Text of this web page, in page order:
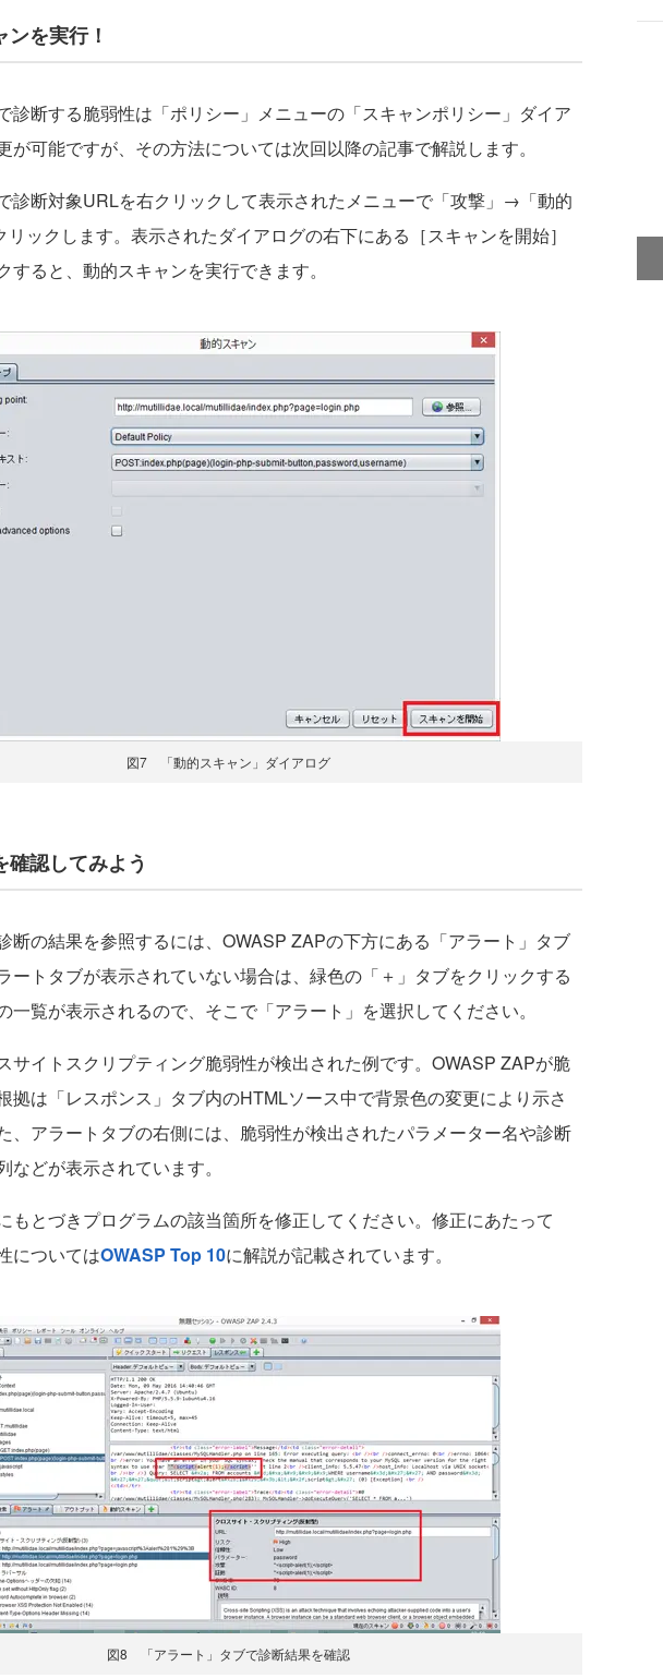
を実行！
診断する脆弱性は「ポリシー」メニューの「スキャンポリシー」ダイア
が可能ですが、その方法については次回以降の記事で解説します。
診断対象URLを右クリックして表示されたメニューで「攻撃」→「動的
リックします。表示されたダイアログの右下にある［スキャンを開始］
すると、動的スキャンを実行できます。
図7 「動的スキャン」ダイアログ
認してみよう
断の結果を参照するには、OWASP ZAPの下方にある「アラート」タブ
ートタブが表示されていない場合は、緑色の「＋」タブをクリックする
一覧が表示されるので、そこで「アラート」を選択してください。
サイトスクリプティング脆弱性が検出された例です。OWASP ZAPが脆
拠は「レスポンス」タブ内のHTMLソース中で背景色の変更により示さ
、アラートタブの右側には、脆弱性が検出されたパラメーター名や診断
などが表示されています。
もとづきプログラムの該当箇所を修正してください。修正にあたって
についてはOWASP Top 10に解説が記載されています。
図8 「アラート」タブで診断結果を確認